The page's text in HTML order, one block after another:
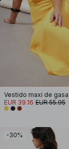
EUR 39.16 EUR 55.95
-30%